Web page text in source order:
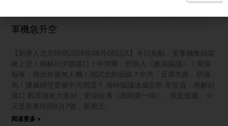
軍機急升空
【新唐人北京時間2026年08月08日訊】今日焦點：美軍機集結霍
峽上空！將解封伊朗港口？伊突曝：想加入《麥加協議》！美情
報曝：俄放炸藥無人機！測試北約底線？中共「反腐先鋒」秒落
馬！挪威碉堡驚藏中共間諜？ 海峽協議達成在即 美官員：將解封
港口 觀眾朋友大家好，歡迎收看《新聞第一線》，我是懿馨。今
天是美東時間8月7號，星期五。
阅读更多 »